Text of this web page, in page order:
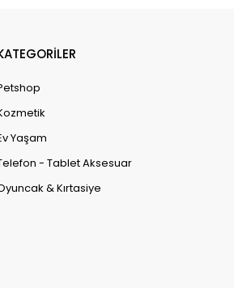
Yaşam
- Tablet Aksesuar
& Kırtasiye